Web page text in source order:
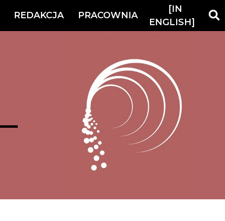
REDAKCJA PRACOWNIA
[IN
ENGLISH]